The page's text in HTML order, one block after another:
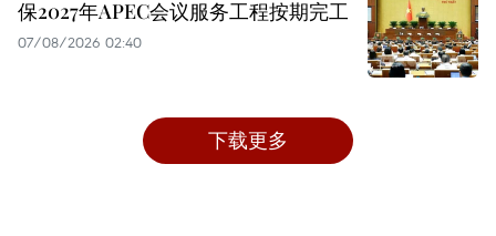
保2027年APEC会议服务工程按期完工
07/08/2026 02:40
下载更多